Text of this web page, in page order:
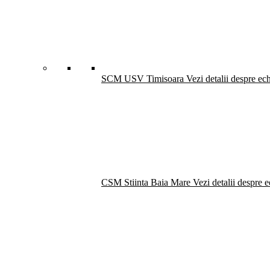
SCM USV Timisoara Vezi detalii despre
CSM Stiinta Baia Mare Vezi detalii despre